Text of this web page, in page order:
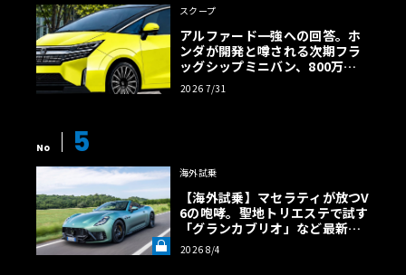
スクープ
アルファード一強への回答。ホ
ンダが開発と噂される次期フラ
ッグシップミニバン、800万円
超の勝算【予想CG】
2026 7/31
No 5
海外試乗
【海外試乗】マセラティが放つV
6の咆哮。聖地トリエステで試す
「グランカブリオ」など最新ト
ロフェオ3台の官能評価《LE VO
LANT LAB》
2026 8/4